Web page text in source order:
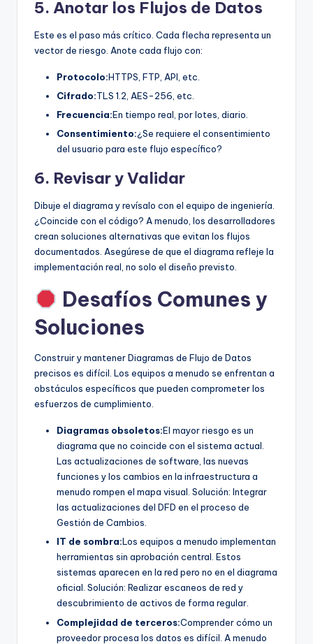
5. Anotar los Flujos de Datos
Este es el paso más crítico. Cada flecha representa un
vector de riesgo. Anote cada flujo con:
Protocolo:HTTPS, FTP, API, etc.
Cifrado:TLS 1.2, AES-256, etc.
Frecuencia:En tiempo real, por lotes, diario.
Consentimiento:¿Se requiere el consentimiento
del usuario para este flujo específico?
6. Revisar y Validar
Dibuje el diagrama y revísalo con el equipo de ingeniería.
¿Coincide con el código? A menudo, los desarrolladores
crean soluciones alternativas que evitan los flujos
documentados. Asegúrese de que el diagrama refleje la
implementación real, no solo el diseño previsto.
Desafíos Comunes y
Soluciones
Construir y mantener Diagramas de Flujo de Datos
precisos es difícil. Los equipos a menudo se enfrentan a
obstáculos específicos que pueden comprometer los
esfuerzos de cumplimiento.
Diagramas obsoletos:El mayor riesgo es un
diagrama que no coincide con el sistema actual.
Las actualizaciones de software, las nuevas
funciones y los cambios en la infraestructura a
menudo rompen el mapa visual. Solución: Integrar
las actualizaciones del DFD en el proceso de
Gestión de Cambios.
IT de sombra:Los equipos a menudo implementan
herramientas sin aprobación central. Estos
sistemas aparecen en la red pero no en el diagrama
oficial. Solución: Realizar escaneos de red y
descubrimiento de activos de forma regular.
Complejidad de terceros:Comprender cómo un
proveedor procesa los datos es difícil. A menudo